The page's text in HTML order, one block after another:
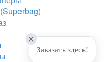
Заказать здесь!